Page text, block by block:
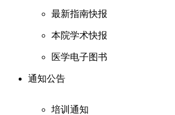
最新指南快报
本院学术快报
医学电子图书
通知公告
培训通知